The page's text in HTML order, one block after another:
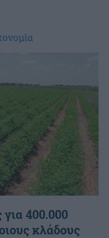
για 400.000
κλάδους